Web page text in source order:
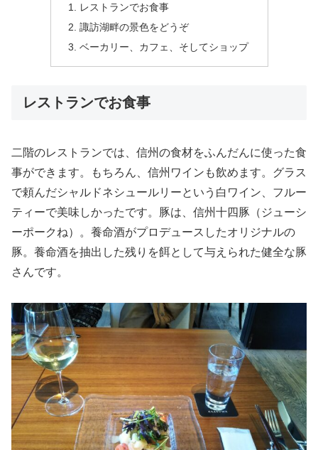
レストランでお食事
諏訪湖畔の景色をどうぞ
ベーカリー、カフェ、そしてショップ
レストランでお食事
二階のレストランでは、信州の食材をふんだんに使った食
事ができます。もちろん、信州ワインも飲めます。グラス
で頼んだシャルドネシュールリーという白ワイン、フルー
ティーで美味しかったです。豚は、信州十四豚（ジューシ
ーポークね）。養命酒がプロデュースしたオリジナルの
豚。養命酒を抽出した残りを餌として与えられた健全な豚
さんです。